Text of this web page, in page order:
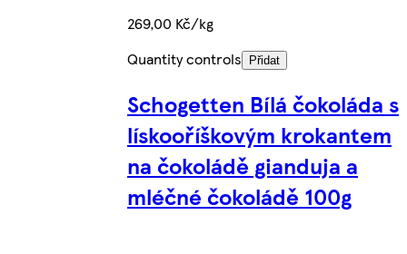
269,00 Kč/kg
Quantity controls
Přidat
Schogetten Bílá čokoláda s
lískooříškovým krokantem
na čokoládě gianduja a
mléčné čokoládě 100g